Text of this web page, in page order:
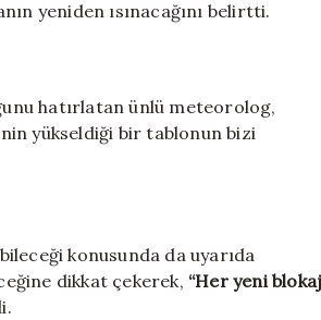
yeniden ısınacağını belirtti.
hatırlatan ünlü meteorolog,
yükseldiği bir tablonun bizi
konusunda da uyarıda
dikkat çekerek, “Her yeni